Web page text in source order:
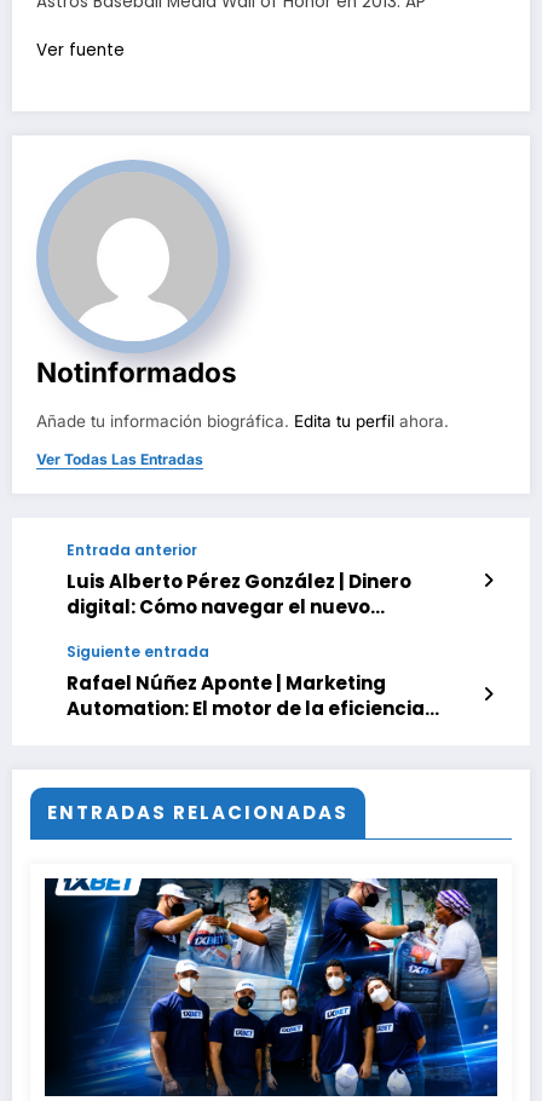
Ver fuente
Notinformados
Añade tu información biográfica. Edita tu perfil ahora.
Ver Todas Las Entradas
Entrada anterior
Luis Alberto Pérez González | Dinero
digital: Cómo navegar el nuevo
Siguiente entrada
Rafael Núñez Aponte | Marketing
Automation: El motor de la eficiencia
ENTRADAS RELACIONADAS